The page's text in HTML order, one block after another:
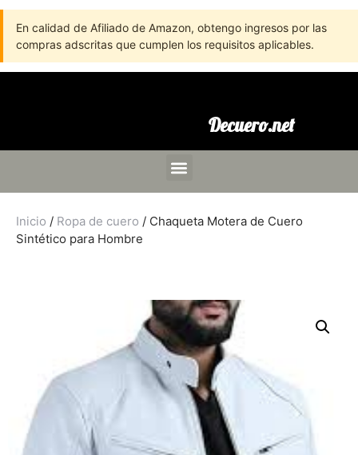
En calidad de Afiliado de Amazon, obtengo ingresos por las
compras adscritas que cumplen los requisitos aplicables.
Decuero.net
Inicio / Ropa de cuero / Chaqueta Motera de Cuero
Sintético para Hombre